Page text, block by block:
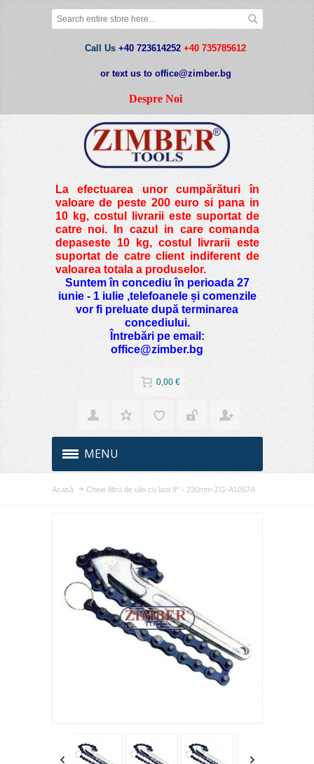
Call Us +40 723614252 +40 735785612
or text us to office@zimber.bg
Despre Noi
La efectuarea unor cumpărături în
valoare de peste200 euro si pana in
10 kg, costul livrarii este suportat de
catre noi. In cazul in care comanda
depaseste 10 kg, costul livrarii este
suportat de catre client indiferent de
valoarea totala a produselor.
Suntem în concediu în perioada 27
iunie - 1 iulie ,telefoanele și comenzile
vor fi preluate după terminarea
concediului.
Întrebări pe email:
office@zimber.bg
0,00 €
MENU
Acasă Cheie filtru de ulei cu lant 9" - 230mm-ZG-A1057A